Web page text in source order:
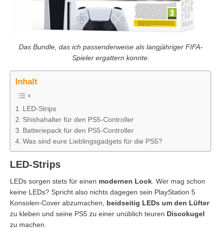
Das Bundle, das ich passenderweise als langjähriger FIFA-
Spieler ergattern konnte.
Inhalt
LED-Strips
Shishahalter für den PS5-Controller
Batteriepack für den PS5-Controller
Was sind eure Lieblingsgadgets für die PS5?
LED-Strips
LEDs sorgen stets für einen modernen Look. Wer mag schon
keine LEDs? Spricht also nichts dagegen sein PlayStation 5
Konsolen-Cover abzumachen, beidseitig LEDs um den Lüfter
zu kleben und seine PS5 zu einer unüblich teuren Discokugel
zu machen.